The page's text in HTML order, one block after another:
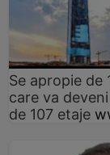
Se apropie de
care va
de 107 etaje